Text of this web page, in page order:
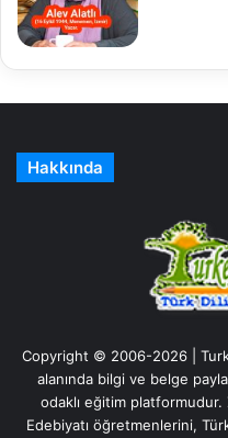
Hakkında
Copyright © 2006-2026 |
alanında bilgi ve belge
odaklı eğitim
Edebiyatı öğretmenlerini,